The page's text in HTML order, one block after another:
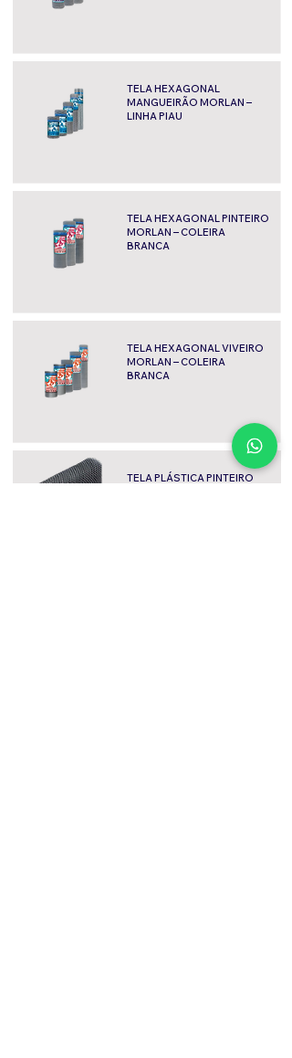
TELA HEXAGONAL
MANGUEIRÃO MORLAN –
LINHA PIAU
TELA HEXAGONAL PINTEIRO
MORLAN – COLEIRA
BRANCA
TELA HEXAGONAL VIVEIRO
MORLAN – COLEIRA
BRANCA
TELA PLÁSTICA PINTEIRO